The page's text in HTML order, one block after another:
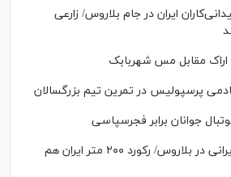
ایران در جام بلاروس/ زارعی
اراک مقابل مس شهربابک
پرسپولیس در تمرین تیم بزرگسالان
جوانان برابر فجرسپاسی
آتش‌بازی دونده ایرانی در بلاروس/ رکورد ۲۰۰ متر ایران هم